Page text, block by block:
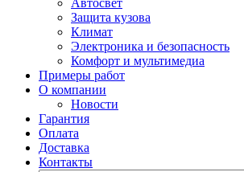
Автосвет
Защита кузова
Климат
Электроника и безопасность
Комфорт и мультимедиа
Примеры работ
О компании
Новости
Гарантия
Оплата
Доставка
Контакты